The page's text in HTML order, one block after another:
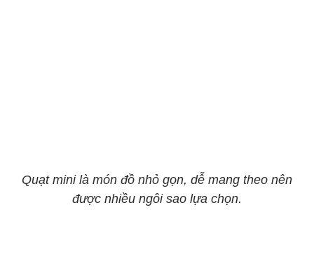
Quạt mini là món đồ nhỏ gọn, dễ mang theo nên
được nhiều ngôi sao lựa chọn.